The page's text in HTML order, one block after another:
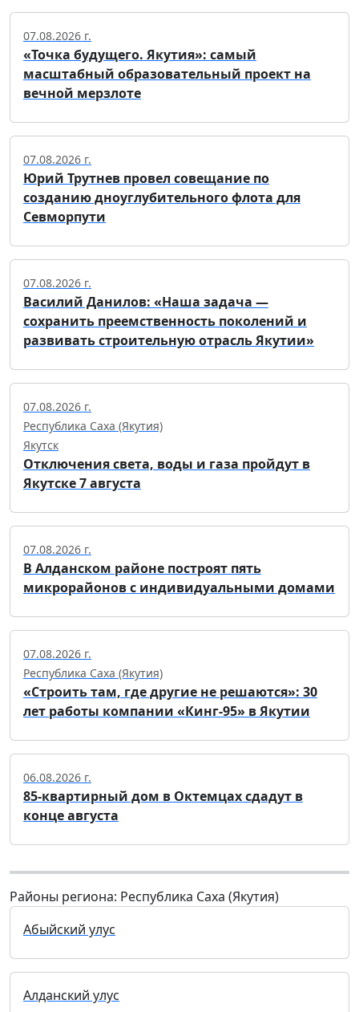
07.08.2026 г.
«Точка будущего. Якутия»: самый
масштабный образовательный проект на
вечной мерзлоте
07.08.2026 г.
Юрий Трутнев провел совещание по
созданию дноуглубительного флота для
Севморпути
07.08.2026 г.
Василий Данилов: «Наша задача —
сохранить преемственность поколений и
развивать строительную отрасль Якутии»
07.08.2026 г.
Республика Саха (Якутия)
Якутск
Отключения света, воды и газа пройдут в
Якутске 7 августа
07.08.2026 г.
В Алданском районе построят пять
микрорайонов с индивидуальными домами
07.08.2026 г.
Республика Саха (Якутия)
«Строить там, где другие не решаются»: 30
лет работы компании «Кинг-95» в Якутии
06.08.2026 г.
85-квартирный дом в Октемцах сдадут в
конце августа
Районы региона: Республика Саха (Якутия)
Абыйский улус
Алданский улус